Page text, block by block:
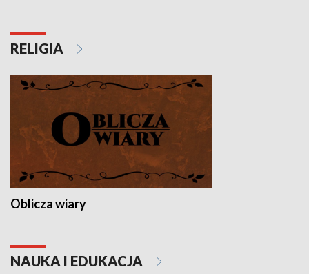
RELIGIA
Oblicza wiary
NAUKA I EDUKACJA